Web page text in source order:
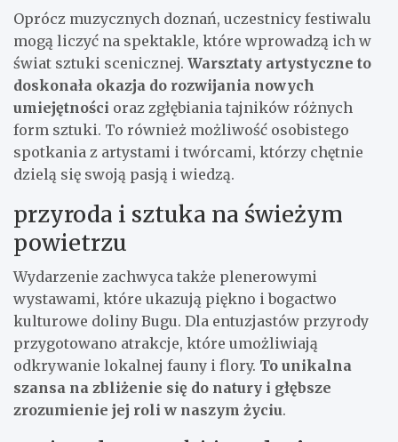
Oprócz muzycznych doznań, uczestnicy festiwalu
mogą liczyć na spektakle, które wprowadzą ich w
świat sztuki scenicznej. Warsztaty artystyczne to
doskonała okazja do rozwijania nowych
umiejętności oraz zgłębiania tajników różnych
form sztuki. To również możliwość osobistego
spotkania z artystami i twórcami, którzy chętnie
dzielą się swoją pasją i wiedzą.
przyroda i sztuka na świeżym
powietrzu
Wydarzenie zachwyca także plenerowymi
wystawami, które ukazują piękno i bogactwo
kulturowe doliny Bugu. Dla entuzjastów przyrody
przygotowano atrakcje, które umożliwiają
odkrywanie lokalnej fauny i flory. To unikalna
szansa na zbliżenie się do natury i głębsze
zrozumienie jej roli w naszym życiu.